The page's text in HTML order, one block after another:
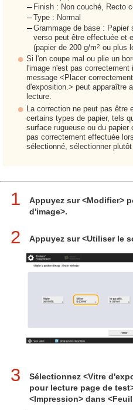
Finish : Non couché, Recto
Type : Normal
Grammage de base : Papier
verso peut être effectuée et
(papier de 200 g/m2 ou plus
Si l'on coupe mal ou plie un
l'image n'est pas
message <Placer
d'exposition.> peut apparaître
lecture.
La correction ne peut pas être
certains types de papier, tels
surface rugueuse ou du
pas correctement effectuée
sélectionné, sélectionner
1
Appuyez sur <Modifier>
d'image>.
2 Appuyez sur <Utiliser le
3
Sélectionnez <Vitre
pour lecture page de
<Impression> dans